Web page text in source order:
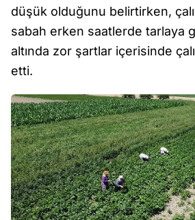
düşük olduğunu belirtirken,
sabah erken saatlerde tarlaya
altında zor şartlar içerisinde
etti.